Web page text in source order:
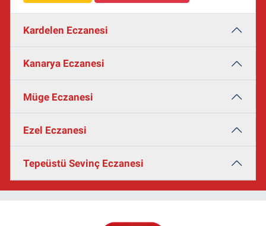
Kardelen Eczanesi
Kanarya Eczanesi
Müge Eczanesi
Ezel Eczanesi
Tepeüstü Sevinç Eczanesi